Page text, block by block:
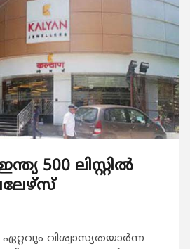
500 ലിസ്റ്റില്‍
വിശ്വാസ്യതയാര്‍ന്ന